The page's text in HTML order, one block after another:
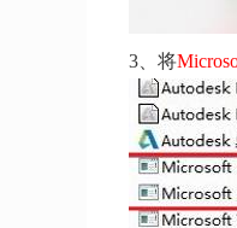
3、将